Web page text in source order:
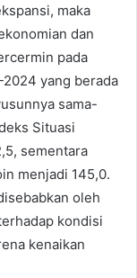
maka
dan
pada
2024 yang berada
sama-
Situasi
sementara
menjadi 145,0.
oleh
kondisi
kenaikan